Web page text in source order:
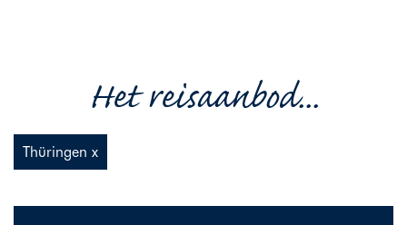
Het reisaanbod...
Thüringen x